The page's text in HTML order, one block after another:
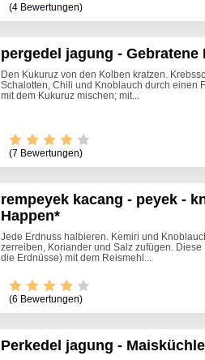
(4 Bewertungen)
pergedel jagung - Gebratene
Den Kukuruz von den Kolben kratzen.
Schalotten, Chili und Knoblauch durch einen
mit dem Kukuruz mischen; mit...
(7 Bewertungen)
rempeyek kacang - peyek -
Happen*
Jede Erdnuss halbieren. Kemiri und
zerreiben, Koriander und Salz zufügen.
die Erdnüsse) mit dem Reismehl...
(6 Bewertungen)
Perkedel jagung -